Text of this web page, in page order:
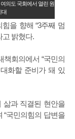
의도 국회에서 열린 원
대
을 향해 “3주째 멈
고 밝혔다.
회의에서 “국민의
화할 준비가 돼 있
삶과 직결된 현안을
“국민의힘의 답변을